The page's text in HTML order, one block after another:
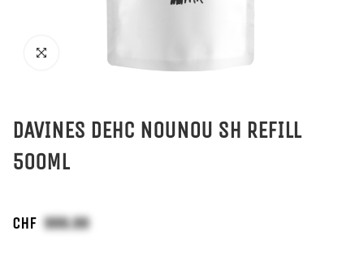
DAVINES DEHC NOUNOU SH REFILL
500ML
CHF